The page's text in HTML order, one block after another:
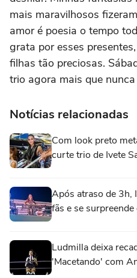
mais maravilhosos
amor é poesia o tempo
grata por esses
filhas tão preciosas.
trio agora mais que
Notícias relacionadas
Com look preto
curte trio de Ivete
Após atraso de 3h,
fãs e se
Ludmilla deixa
'Macetando' com